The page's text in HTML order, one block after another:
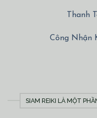
Thanh
Công Nhận
SIAM REIKI LÀ MỘT